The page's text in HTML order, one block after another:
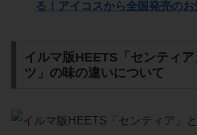
る！アイコスから全国発売のお
イルマ版HEETS「センティ
ツ」の味の違いについて